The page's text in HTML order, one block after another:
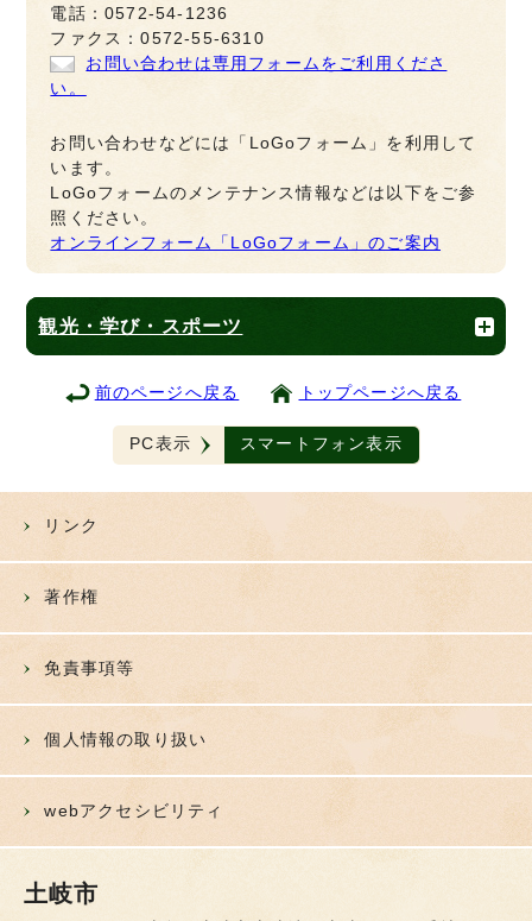
電話：0572-54-1236
ファクス：0572-55-6310
お問い合わせは専用フォームをご利用くださ
い。
お問い合わせなどには「LoGoフォーム」を利用して
います。
LoGoフォームのメンテナンス情報などは以下をご参
照ください。
オンラインフォーム「LoGoフォーム」のご案内
観光・学び・スポーツ
前のページへ戻る トップページへ戻る
PC表示 スマートフォン表示
リンク
著作権
免責事項等
個人情報の取り扱い
webアクセシビリティ
土岐市